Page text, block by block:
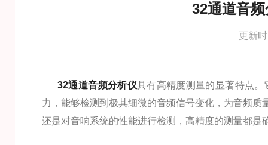
32通道音
更新
32通道音频分析仪具有高精度测量的显著特点
力，能够检测到极其细微的音频信号变化，为音频
还是对音响系统的性能进行检测，高精度的测量都是